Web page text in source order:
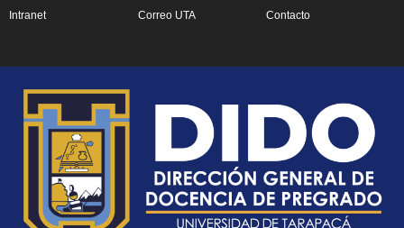
Intranet Correo UTA Contacto